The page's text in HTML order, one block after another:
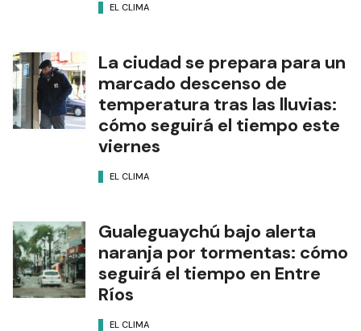
EL CLIMA
La ciudad se prepara para un
marcado descenso de
temperatura tras las lluvias:
cómo seguirá el tiempo este
viernes
EL CLIMA
Gualeguaychú bajo alerta
naranja por tormentas: cómo
seguirá el tiempo en Entre
Ríos
EL CLIMA